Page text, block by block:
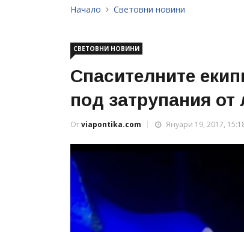
Начало Световни новини
СВЕТОВНИ НОВИНИ
Спасителните
под затрупания
Отviapontika.com Януари 19, 2017,